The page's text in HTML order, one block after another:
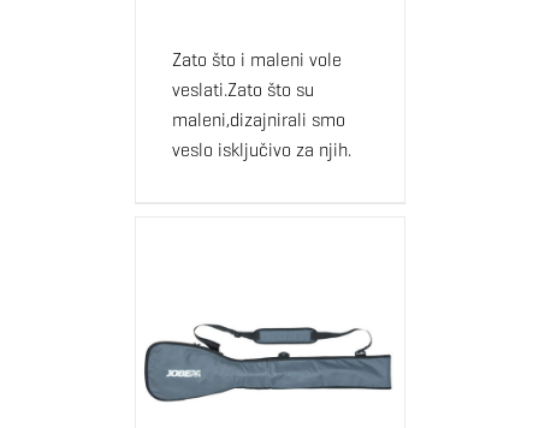
Zato što i maleni vole
veslati.Zato što su
maleni,dizajnirali smo
veslo isključivo za njih.